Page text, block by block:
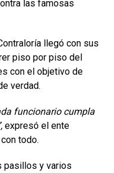
las famosas
llegó con sus
piso por piso del
con el objetivo de
verdad.
funcionario cumpla
expresó el ente
todo.
pasillos y varios